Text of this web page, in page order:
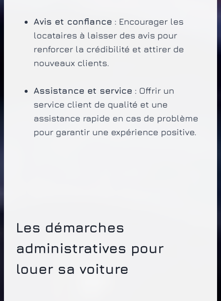
Avis et confiance : Encourager les
locataires à laisser des avis pour
renforcer la crédibilité et attirer de
nouveaux clients.
Assistance et service : Offrir un
service client de qualité et une
assistance rapide en cas de problème
pour garantir une expérience positive.
Les démarches
administratives pour
louer sa voiture